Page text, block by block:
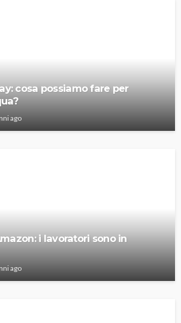
cosa possiamo fare per
ago
i lavoratori sono in
ago